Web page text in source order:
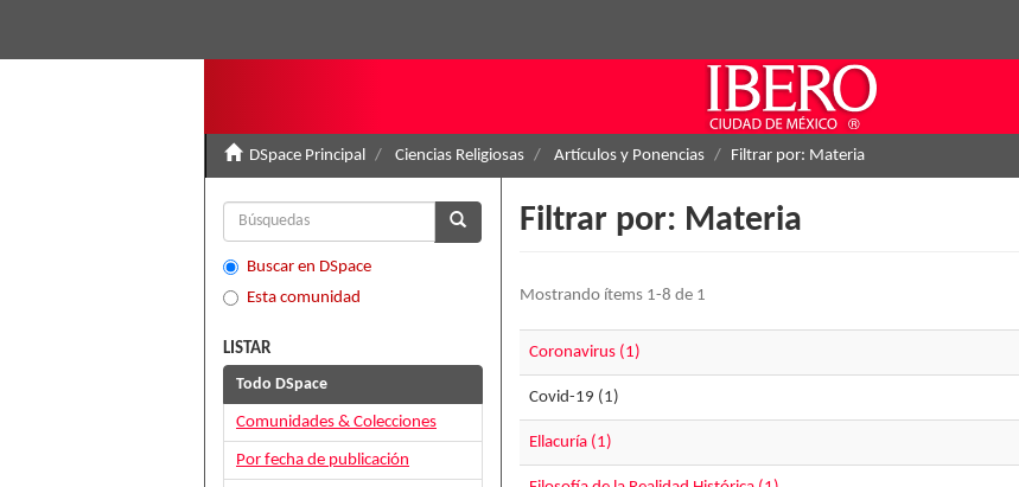
DSpace Principal Ciencias Religiosas Artículos y Ponencias Filtrar por: Materia
Filtrar por: Materia
Mostrando ítems 1-8 de 1
Coronavirus (1)
Covid-19 (1)
Ellacuría (1)
Buscar en DSpace
Esta comunidad
LISTAR
Todo DSpace
Comunidades & Colecciones
Por fecha de publicación